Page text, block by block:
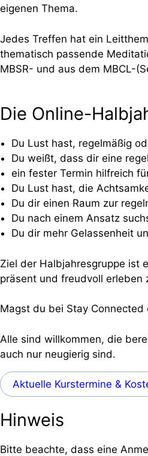
eigenen Thema.
Jedes Treffen hat ein
thematisch passende
MBSR- und aus dem MBCL-
Die Online-
Du Lust hast, regelmäßig
Du weißt, dass dir eine
ein fester Termin hilfreich
Du Lust hast, die
Du dir einen Raum zur
Du nach einem Ansatz
Du dir mehr Gelassenheit
Ziel der Halbjahresgruppe ist
präsent und freudvoll erleben
Magst du bei Stay
Alle sind willkommen, die
auch nur neugierig sind.
Aktuelle Kurstermine &
Hinweis
Bitte beachte, dass eine